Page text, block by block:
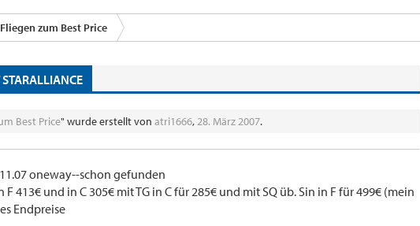
Fliegen zum Best Price
Best Price" wurde erstellt von atri1666,28. März 2007.
oneway--schon gefunden
F 413€ und in C 305€ mit TG in C für 285€ und mit SQ üb. Sin in F für 499€ (mein
Endpreise